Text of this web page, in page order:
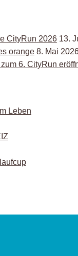
CityRun 2026 13.
orange 8. Mai
6. CityRun